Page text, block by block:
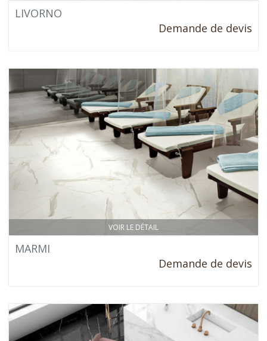
LIVORNO
Demande de devis
VOIR LE DÉTAIL
MARMI
Demande de devis